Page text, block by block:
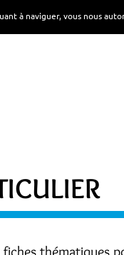
fiches thématiques
à naviguer, vous nous